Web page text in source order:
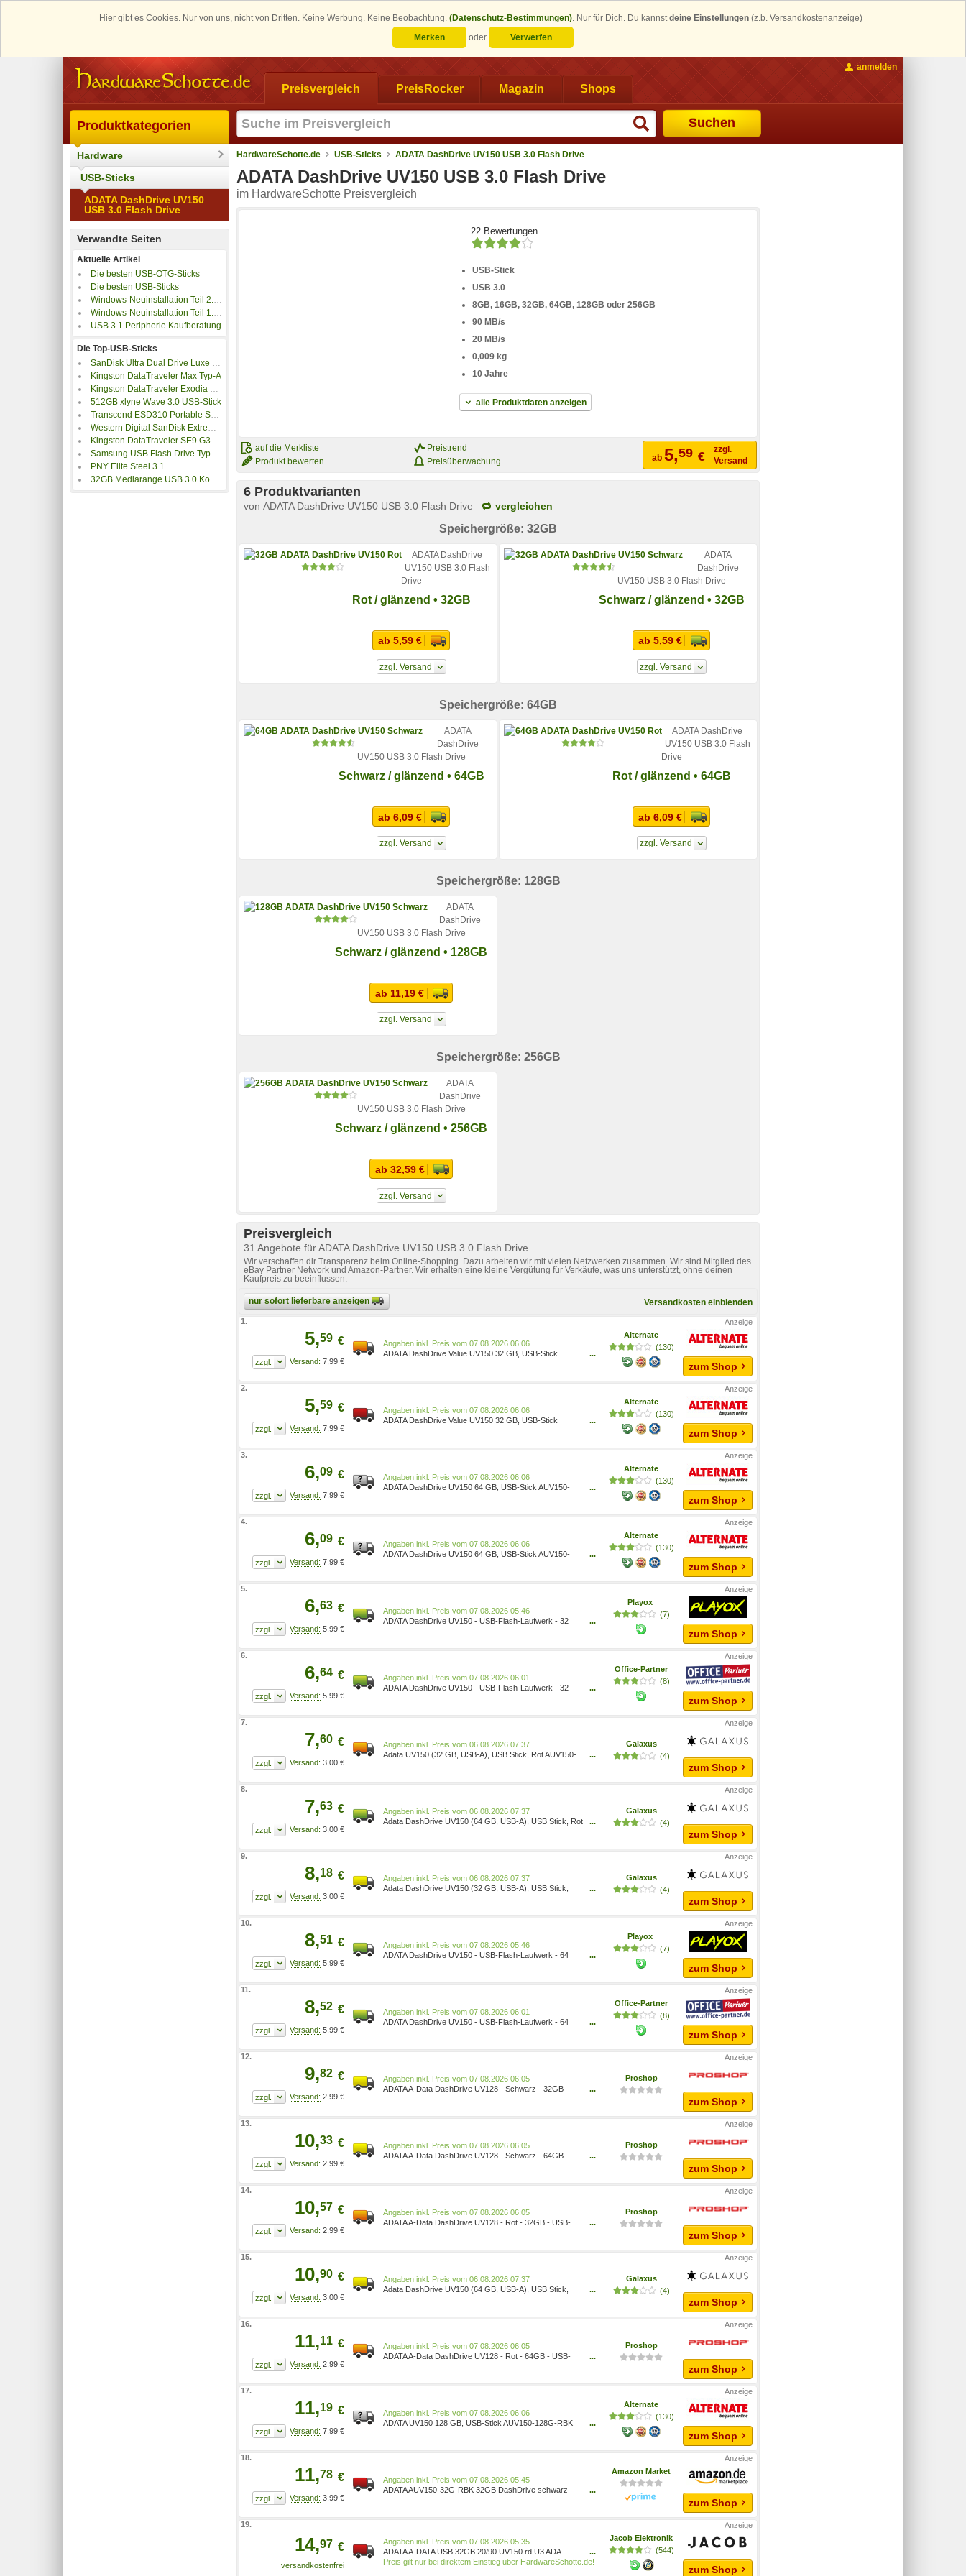
Hier gibt es Cookies. Nur von uns, nicht von Dritten. Keine Werbung. Keine Beobachtung. (Datenschutz-Bestimmungen). Nur für Dich. Du kannstdeine Einstellungen (z.b. Versandkostenanzeige)
Merken
oder Verwerfen
Preisvergleich PreisRocker Magazin Shops
Suchen
anmelden
Produktkategorien
Hardware
USB-Sticks
ADATA DashDrive UV150
USB 3.0 Flash Drive
Verwandte Seiten
Aktuelle Artikel
Die besten USB-OTG-Sticks
Die besten USB-Sticks
Windows-Neuinstallation Teil 2: Die vier besten Methoden Windows neu zu installieren!
Windows-Neuinstallation Teil 1: Datensicherung & Vorbereitung
USB 3.1 Peripherie Kaufberatung
Die Top-USB-Sticks
SanDisk Ultra Dual Drive Luxe Type-C
Kingston DataTraveler Max Typ-A
Kingston DataTraveler Exodia M USB-Stick
512GB xlyne Wave 3.0 USB-Stick
Transcend ESD310 Portable SSD-Stick
Western Digital SanDisk Extreme PRO Dual Drive
Kingston DataTraveler SE9 G3
Samsung USB Flash Drive Type-C
PNY Elite Steel 3.1
32GB Mediarange USB 3.0 Kombo-Speicherstick mit Type-C
HardwareSchotte.de USB-Sticks ADATA DashDrive UV150 USB 3.0 Flash Drive
ADATA DashDrive UV150 USB 3.0 Flash Drive
im HardwareSchotte Preisvergleich
22 Bewertungen
USB-Stick
USB 3.0
8GB, 16GB, 32GB, 64GB, 128GB oder 256GB
90 MB/s
20 MB/s
0,009 kg
10 Jahre
alle Produktdaten anzeigen
auf die Merkliste
Produkt bewerten
Preistrend
Preisüberwachung
ab 5,59 €
zzgl.
Versand
6 Produktvarianten
von ADATA DashDrive UV150 USB 3.0 Flash Drive vergleichen
Speichergröße: 32GB
ADATA DashDrive
UV150 USB 3.0 Flash
Drive
Rot / glänzend • 32GB
ab 5,59 €
zzgl. Versand
ADATA
DashDrive
UV150 USB 3.0 Flash Drive
Schwarz / glänzend • 32GB
ab 5,59 €
zzgl. Versand
Speichergröße: 64GB
ADATA
DashDrive
UV150 USB 3.0 Flash Drive
Schwarz / glänzend • 64GB
ab 6,09 €
zzgl. Versand
ADATA DashDrive
UV150 USB 3.0 Flash
Drive
Rot / glänzend • 64GB
ab 6,09 €
zzgl. Versand
Speichergröße: 128GB
ADATA
DashDrive
UV150 USB 3.0 Flash Drive
Schwarz / glänzend • 128GB
ab 11,19 €
zzgl. Versand
Speichergröße: 256GB
ADATA
DashDrive
UV150 USB 3.0 Flash Drive
Schwarz / glänzend • 256GB
ab 32,59 €
zzgl. Versand
Preisvergleich
31 Angebote für ADATA DashDrive UV150 USB 3.0 Flash Drive
Wir verschaffen dir Transparenz beim Online-Shopping. Dazu arbeiten wir mit vielen Netzwerken zusammen. Wir sind Mitglied des
eBay Partner Network und Amazon-Partner. Wir erhalten eine kleine Vergütung für Verkäufe, was uns unterstützt, ohne deinen
Kaufpreis zu beeinflussen.
nur sofort lieferbare anzeigen Versandkosten einblenden
1.
5,59 €
7,99 €
Preis vom 07.08.2026 06:06
ADATA DashDrive Value UV150 32 GB, USB-Stick
...
Alternate
(130)
zum Shop
2.
5,59 €
7,99 €
Preis vom 07.08.2026 06:06
ADATA DashDrive Value UV150 32 GB, USB-Stick
...
Alternate
(130)
zum Shop
3.
6,09 €
7,99 €
Preis vom 07.08.2026 06:06
ADATA DashDrive UV150 64 GB, USB-Stick AUV150-
...
Alternate
(130)
zum Shop
4.
6,09 €
7,99 €
Preis vom 07.08.2026 06:06
ADATA DashDrive UV150 64 GB, USB-Stick AUV150-
...
Alternate
(130)
zum Shop
5.
6,63 €
5,99 €
Preis vom 07.08.2026 05:46
ADATA DashDrive UV150 - USB-Flash-Laufwerk - 32
...
Playox
(7)
zum Shop
6.
6,64 €
5,99 €
Preis vom 07.08.2026 06:01
ADATA DashDrive UV150 - USB-Flash-Laufwerk - 32
...
Office-Partner
(8)
zum Shop
7.
7,60 €
3,00 €
Preis vom 06.08.2026 07:37
Adata UV150 (32 GB, USB-A), USB Stick, Rot AUV150-
...
Galaxus
(4)
zum Shop
8.
7,63 €
3,00 €
Preis vom 06.08.2026 07:37
Adata DashDrive UV150 (64 GB, USB-A), USB Stick, Rot
...
Galaxus
(4)
zum Shop
9.
8,18 €
3,00 €
Preis vom 06.08.2026 07:37
Adata DashDrive UV150 (32 GB, USB-A), USB Stick,
...
Galaxus
(4)
zum Shop
10.
8,51 €
5,99 €
Preis vom 07.08.2026 05:46
ADATA DashDrive UV150 - USB-Flash-Laufwerk - 64
...
Playox
(7)
zum Shop
11.
8,52 €
5,99 €
Preis vom 07.08.2026 06:01
ADATA DashDrive UV150 - USB-Flash-Laufwerk - 64
...
Office-Partner
(8)
zum Shop
12.
9,82 €
2,99 €
Preis vom 07.08.2026 06:05
ADATA A-Data DashDrive UV128 - Schwarz - 32GB -
...
Proshop
zum Shop
13.
10,33 €
2,99 €
Preis vom 07.08.2026 06:05
ADATA A-Data DashDrive UV128 - Schwarz - 64GB -
...
Proshop
zum Shop
14.
10,57 €
2,99 €
Preis vom 07.08.2026 06:05
ADATA A-Data DashDrive UV128 - Rot - 32GB - USB-
...
Proshop
zum Shop
15.
10,90 €
3,00 €
Preis vom 06.08.2026 07:37
Adata DashDrive UV150 (64 GB, USB-A), USB Stick,
...
Galaxus
(4)
zum Shop
16.
11,11 €
2,99 €
Preis vom 07.08.2026 06:05
ADATA A-Data DashDrive UV128 - Rot - 64GB - USB-
...
Proshop
zum Shop
17.
11,19 €
7,99 €
Preis vom 07.08.2026 06:06
ADATA UV150 128 GB, USB-Stick AUV150-128G-RBK
...
Alternate
(130)
zum Shop
18.
11,78 €
3,99 €
Preis vom 07.08.2026 05:45
ADATA AUV150-32G-RBK 32GB DashDrive schwarz
Stores/a4cbee59
...
Amazon Market
zum Shop
19.
14,97 €
Preis vom 07.08.2026 05:35
ADATA A-DATA USB 32GB 20/90 UV150 rd U3 ADA
(AUV150-32G-RRD)
...
Preis gilt nur bei direktem Einstieg über HardwareSchotte.de!
Jacob Elektronik
(544)
zum Shop